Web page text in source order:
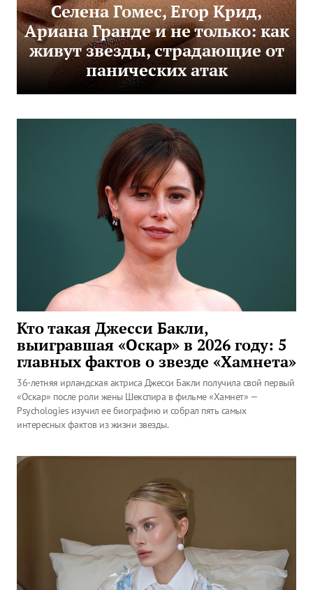
Селена Гомес, Егор Крид,
Ариана Гранде и не только: как
живут звезды, страдающие от
панических атак
Кто такая Джесси Бакли,
выигравшая «Оскар» в 2026 году: 5
главных фактов о звезде «Хамнета»
36-летняя ирландская актриса Джесси Бакли получила свой первый
«Оскар» после роли жены Шекспира в фильме «Хамнет» —
Psychologies изучил ее биографию и собрал пять самых
интересных фактов из жизни звезды.